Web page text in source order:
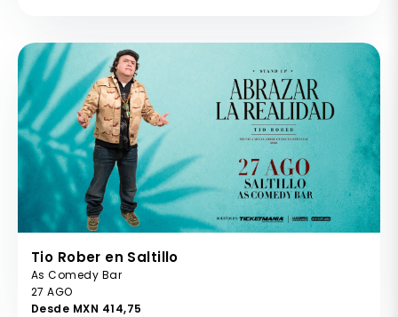
Tio Rober en Saltillo
As Comedy Bar
27 AGO
Desde MXN 414,75